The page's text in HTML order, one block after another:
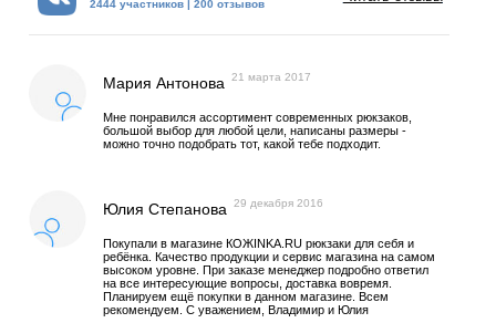
2444 участников | 200 отзывов
Мария Антонова 21 марта 2017
Мне понравился ассортимент современных рюкзаков,
большой выбор для любой цели, написаны размеры -
можно точно подобрать тот, какой тебе подходит.
Юлия Степанова 29 декабря 2016
Покупали в магазине КОЖINKA.RU рюкзаки для себя и
ребёнка. Качество продукции и сервис магазина на самом
высоком уровне. При заказе менеджер подробно ответил
на все интересующие вопросы, доставка вовремя.
Планируем ещё покупки в данном магазине. Всем
рекомендуем. С уважением, Владимир и Юлия